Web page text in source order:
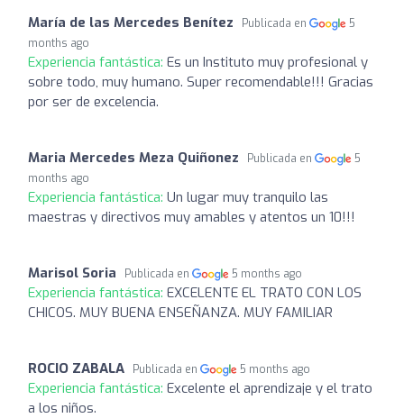
María de las Mercedes Benítez Publicada en
5
months ago
Experiencia fantástica: Es un Instituto muy profesional y
sobre todo, muy humano. Super recomendable!!! Gracias
por ser de excelencia.
Maria Mercedes Meza Quiñonez Publicada en
5
months ago
Experiencia fantástica: Un lugar muy tranquilo las
maestras y directivos muy amables y atentos un 10!!!
Marisol Soria Publicada en 5 months ago
Experiencia fantástica: EXCELENTE EL TRATO CON LOS
CHICOS. MUY BUENA ENSEÑANZA. MUY FAMILIAR
ROCIO ZABALA Publicada en 5 months ago
Experiencia fantástica: Excelente el aprendizaje y el trato
a los niños.